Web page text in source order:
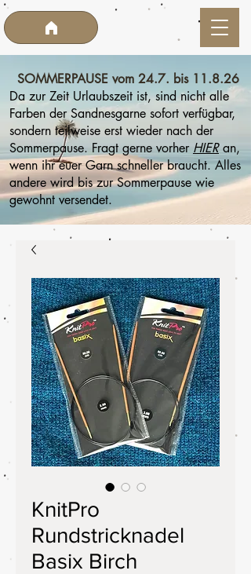
SOMMERPAUSE vom 24.7. bis 11.8.26
Da zur Zeit Urlaubszeit ist, sind nicht alle
Farben der Sandnesgarne sofort verfügbar,
sondern teilweise erst wieder nach der
Sommerpause. Fragt gerne vorher HIERan,
wenn ihr euer Garn schneller braucht. Alles
andere wird bis zur Sommerpause wie
gewohnt versendet.
KnitPro
Rundstricknadel
Basix Birch